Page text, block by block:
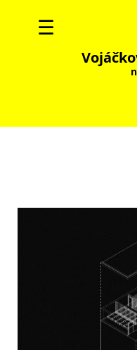
☰